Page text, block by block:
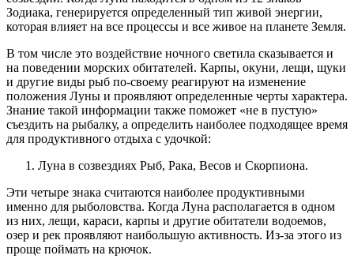
Зодиака, генерируется определенный тип живой энергии,
которая влияет на все процессы и все живое на планете Земля.
В том числе это воздействие ночного светила сказывается и
на поведении морских обитателей. Карпы, окуни, лещи, щуки
и другие виды рыб по-своему реагируют на изменение
положения Луны и проявляют определенные черты характера.
Знание такой информации также поможет «не в пустую»
съездить на рыбалку, а определить наиболее подходящее время
для продуктивного отдыха с удочкой:
Луна в созвездиях Рыб, Рака, Весов и Скорпиона.
Эти четыре знака считаются наиболее продуктивными
именно для рыболовства. Когда Луна располагается в одном
из них, лещи, караси, карпы и другие обитатели водоемов,
озер и рек проявляют наибольшую активность. Из-за этого из
проще поймать на крючок.